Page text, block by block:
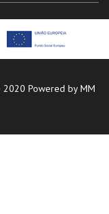
2020 Powered byMM